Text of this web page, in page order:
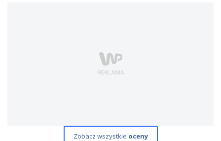
Zobacz wszystkie oceny